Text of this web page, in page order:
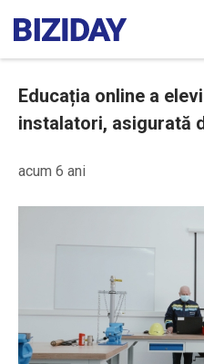
Educația online a
instalatori, asigurată
acum 6 ani